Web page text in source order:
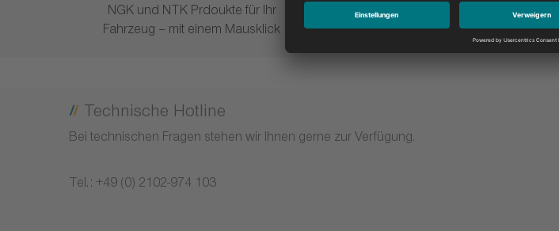
NGK und NTK Prdoukte für Ihr
Fahrzeug – mit einem Mausklick
how mit interaktiven Lernmodulen
Technische Hotline
Bei technischen Fragen stehen wir Ihnen gerne zur Verfügung.
Tel.: +49 (0) 2102-974 103